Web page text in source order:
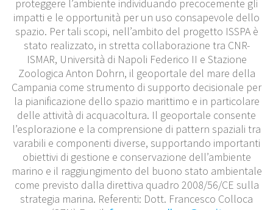
proteggere l’ambiente individuando precocemente gli
impatti e le opportunità per un uso consapevole dello
spazio. Per tali scopi, nell’ambito del progetto ISSPA è
stato realizzato, in stretta collaborazione tra CNR-
ISMAR, Università di Napoli Federico II e Stazione
Zoologica Anton Dohrn, il geoportale del mare della
Campania come strumento di supporto decisionale per
la pianificazione dello spazio marittimo e in particolare
delle attività di acquacoltura. Il geoportale consente
l’esplorazione e la comprensione di pattern spaziali tra
varabili e componenti diverse, supportando importanti
obiettivi di gestione e conservazione dell’ambiente
marino e il raggiungimento del buono stato ambientale
come previsto dalla direttiva quadro 2008/56/CE sulla
strategia marina. Referenti: Dott. Francesco Colloca